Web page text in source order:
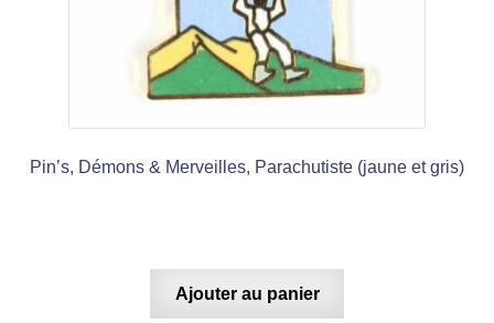
Pin’s, Démons & Merveilles, Parachutiste (jaune et gris)
Ajouter au panier